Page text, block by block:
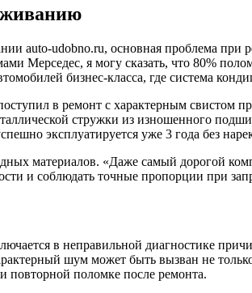
auto-udobno.ru, основная проблема при
Мерседес, я могу сказать, что 80%
бизнес-класса, где система
в ремонт с характерным свистом
стружки из изношенного
эксплуатируется уже 3 года без
материалов. «Даже самый дорогой
и соблюдать точные пропорции при
в неправильной диагностике
шум может быть вызван не
поломке после ремонта.